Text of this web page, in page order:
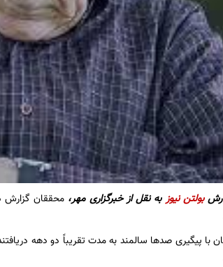
بولتن نیوزبه نقل ازخبرگزاری مهر، محققان گزارش
با پیگیری صدها سالمند به مدت تقریباً دو دهه